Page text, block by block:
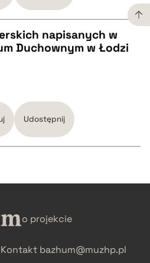
napisanych w
Duchownym w Łodzi
Udostępnij
o projekcie
Kontakt bazhum@muzhp.pl